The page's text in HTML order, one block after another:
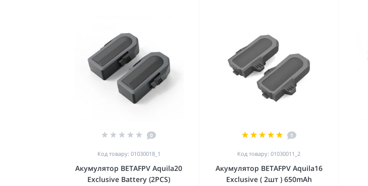
0
Код товару: 01030018_1
Акумулятор BETAFPV Aquila20
Exclusive Battery (2PCS)
1
Код товару: 01030011_2
Акумулятор BETAFPV Aquila16
Exclusive ( 2шт ) 650mAh